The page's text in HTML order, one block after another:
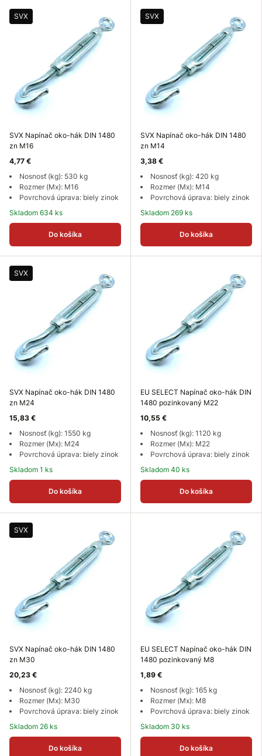
SVX
SVX Napínač oko-hák DIN 1480
zn M16
4,77 €
Nosnosť (kg): 530 kg
Rozmer (Mx): M16
Povrchová úprava: biely zinok
Skladom 634 ks
Do košíka
SVX
SVX Napínač oko-hák DIN 1480
zn M14
3,38 €
Nosnosť (kg): 420 kg
Rozmer (Mx): M14
Povrchová úprava: biely zinok
Skladom 269 ks
Do košíka
SVX
SVX Napínač oko-hák DIN 1480
zn M24
15,83 €
Nosnosť (kg): 1550 kg
Rozmer (Mx): M24
Povrchová úprava: biely zinok
Skladom 1 ks
Do košíka
EU SELECT Napínač oko-hák DIN
1480 pozinkovaný M22
10,55 €
Nosnosť (kg): 1120 kg
Rozmer (Mx): M22
Povrchová úprava: biely zinok
Skladom 40 ks
Do košíka
SVX
SVX Napínač oko-hák DIN 1480
zn M30
20,23 €
Nosnosť (kg): 2240 kg
Rozmer (Mx): M30
Povrchová úprava: biely zinok
Skladom 26 ks
Do košíka
EU SELECT Napínač oko-hák DIN
1480 pozinkovaný M8
1,89 €
Nosnosť (kg): 165 kg
Rozmer (Mx): M8
Povrchová úprava: biely zinok
Skladom 30 ks
Do košíka